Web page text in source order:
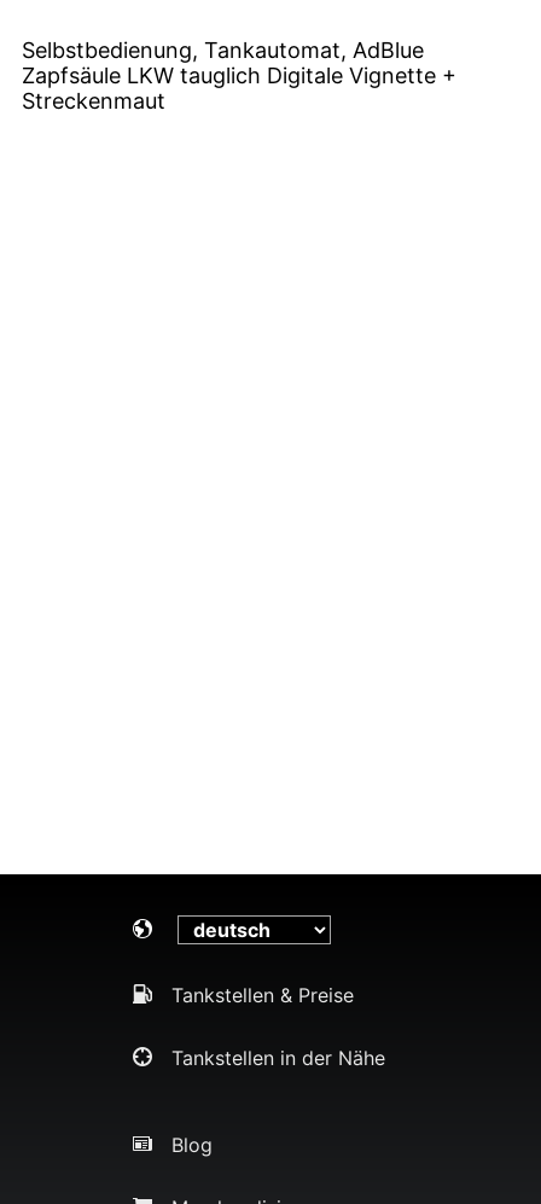
Selbstbedienung, Tankautomat, AdBlue
Zapfsäule LKW tauglich Digitale Vignette +
Streckenmaut
Tankstellen & Preise
Tankstellen in der Nähe
Blog